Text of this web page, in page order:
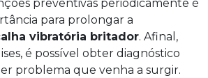
preventivas periodicamente é
para prolongar a
vibratória britador. Afinal,
é possível obter diagnóstico
problema que venha a surgir.